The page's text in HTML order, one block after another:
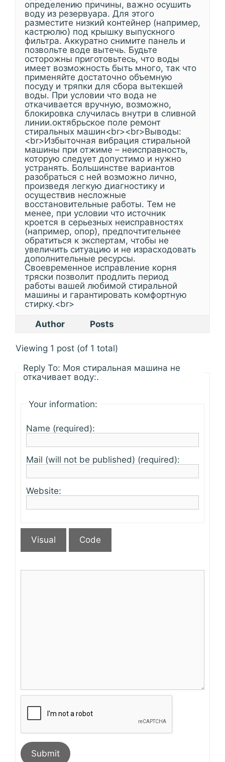
определению причины, важно осушить
воду из резервуара. Для этого
разместите низкий контейнер (например,
кастрюлю) под крышку выпускного
фильтра. Аккуратно снимите панель и
позвольте воде вытечь. Будьте
осторожны приготовьтесь, что воды
имеет возможность быть много, так что
применяйте достаточно объемную
посуду и тряпки для сбора вытекшей
воды. При условии что вода не
откачивается вручную, возможно,
блокировка случилась внутри в сливной
линии.октябрьское поле ремонт
стиральных машин<br><br>Выводы:
<br>Избыточная вибрация стиральной
машины при отжиме – неисправность,
которую следует допустимо и нужно
устранять. Большинстве вариантов
разобраться с ней возможно лично,
произведя легкую диагностику и
осуществив несложные
восстановительные работы. Тем не
менее, при условии что источник
кроется в серьезных неисправностях
(например, опор), предпочтительнее
обратиться к экспертам, чтобы не
увеличить ситуацию и не израсходовать
дополнительные ресурсы.
Своевременное исправление корня
тряски позволит продлить период
работы вашей любимой стиральной
машины и гарантировать комфортную
стирку.<br>
Author
Posts
Viewing 1 post (of 1 total)
Reply To: Моя стиральная машина не
откачивает воду:.
Your information:
Name (required):
Mail (will not be published) (required):
Website:
Visual Code
Submit